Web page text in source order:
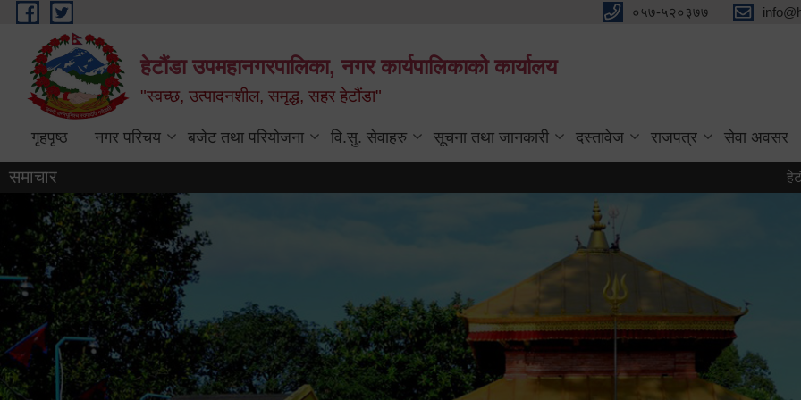
Skip to main content ०५७-५२०३७७
हेटौंडा उपमहानगरपालिका, नगर कार्यपालिकाको कार्यालय
"स्वच्छ, उत्पादनशील, समृद्ध, सहर हेटौंडा"
गृहपृष्ठ नगर परिचय बजेट तथा परियोजना वि.सु. सेवाहरु सूचना तथा जानकारी दस्तावेज राजपत्र सेवा अवसर
समाचार हेटौंडा